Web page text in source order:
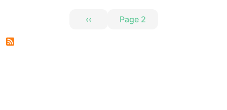
Page précédente
‹‹ Page 2